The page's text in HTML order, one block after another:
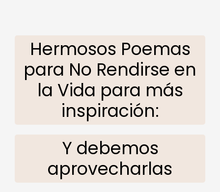
Hermosos Poemas
para No Rendirse en
la Vida para más
inspiración:
Y debemos
aprovecharlas